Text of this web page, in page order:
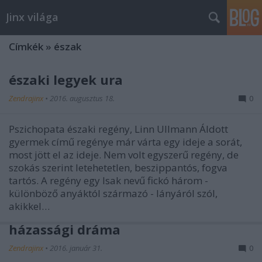
Jinx világa
Címkék » észak
északi legyek ura
Zendrajinx • 2016. augusztus 18. 0
Pszichopata északi regény, Linn Ullmann Áldott
gyermek című regénye már várta egy ideje a sorát,
most jött el az ideje. Nem volt egyszerű regény, de
szokás szerint letehetetlen, beszippantós, fogva
tartós. A regény egy Isak nevű fickó három -
különböző anyáktól származó - lányáról szól,
akikkel…
házassági dráma
Zendrajinx • 2016. január 31. 0